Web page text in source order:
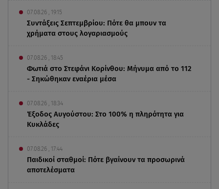
07.08.26 , 19:15
Συντάξεις Σεπτεμβρίου: Πότε θα μπουν τα
χρήματα στους λογαριασμούς
07.08.26 , 18:45
Φωτιά στο Στεφάνι Κορίνθου: Μήνυμα από το 112
- Σηκώθηκαν εναέρια μέσα
07.08.26 , 18:34
Έξοδος Αυγούστου: Στο 100% η πληρότητα για
Κυκλάδες
07.08.26 , 17:44
Παιδικοί σταθμοί: Πότε βγαίνουν τα προσωρινά
αποτελέσματα